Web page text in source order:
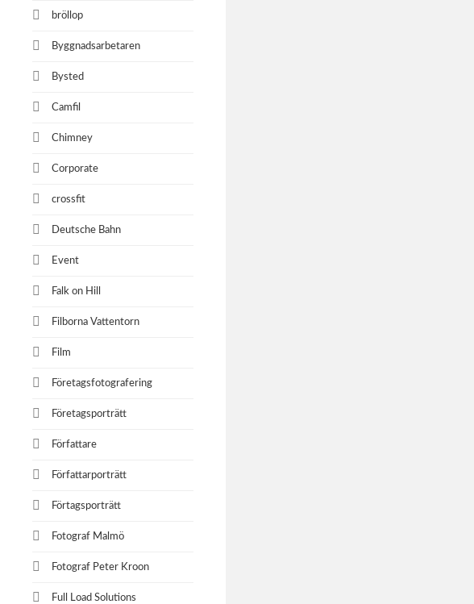
bröllop
Byggnadsarbetaren
Bysted
Camfil
Chimney
Corporate
crossfit
Deutsche Bahn
Event
Falk on Hill
Filborna Vattentorn
Film
Företagsfotografering
Företagsporträtt
Författare
Författarporträtt
Förtagsporträtt
Fotograf Malmö
Fotograf Peter Kroon
Full Load Solutions